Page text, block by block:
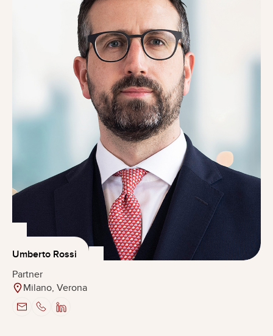
Umberto Rossi
Partner
Milano, Verona